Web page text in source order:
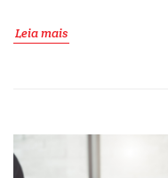
Leia mais